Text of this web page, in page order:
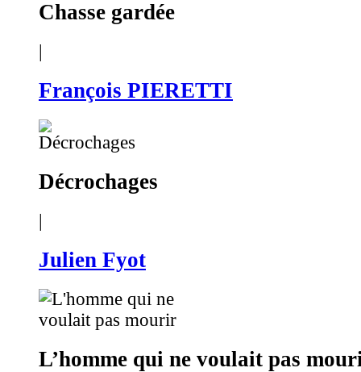
Chasse gardée
|
François PIERETTI
Décrochages
|
Julien Fyot
L’homme qui ne voulait pas